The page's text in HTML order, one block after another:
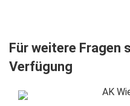
Für weitere Fragen
Verfügung
AK